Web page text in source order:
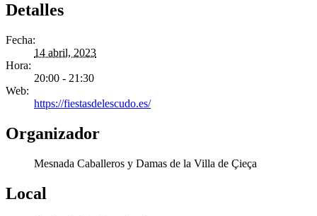
Detalles
Fecha:
14 abril, 2023
Hora:
20:00 - 21:30
Web:
https://fiestasdelescudo.es/
Organizador
Mesnada Caballeros y Damas de la Villa de Çieça
Local